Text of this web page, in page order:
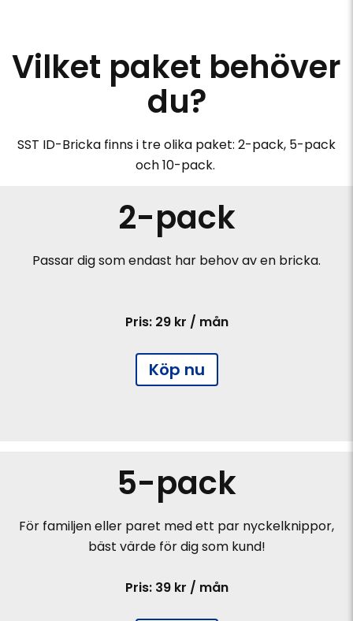
Vilket paket behöver
du?
SST ID-Bricka finns i tre olika paket: 2-pack, 5-pack
och 10-pack.
2-pack
Passar dig som endast har behov av en bricka.
Pris: 29 kr / mån
Köp nu
5-pack
För familjen eller paret med ett par nyckelknippor,
bäst värde för dig som kund!
Pris: 39 kr / mån